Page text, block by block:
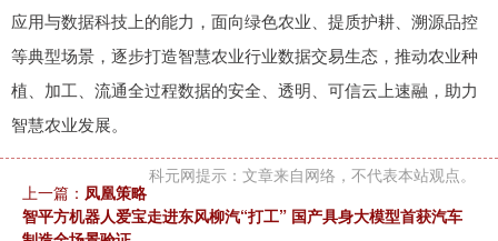
应用与数据科技上的能力，面向绿色农业、提质护耕、溯源品控
等典型场景，逐步打造智慧农业行业数据交易生态，推动农业种
植、加工、流通全过程数据的安全、透明、可信云上速融，助力
智慧农业发展。
科元网提示：文章来自网络，不代表本站观点。
上一篇： 凤凰策略
智平方机器人爱宝走进东风柳汽“打工” 国产具身大模型首获汽车